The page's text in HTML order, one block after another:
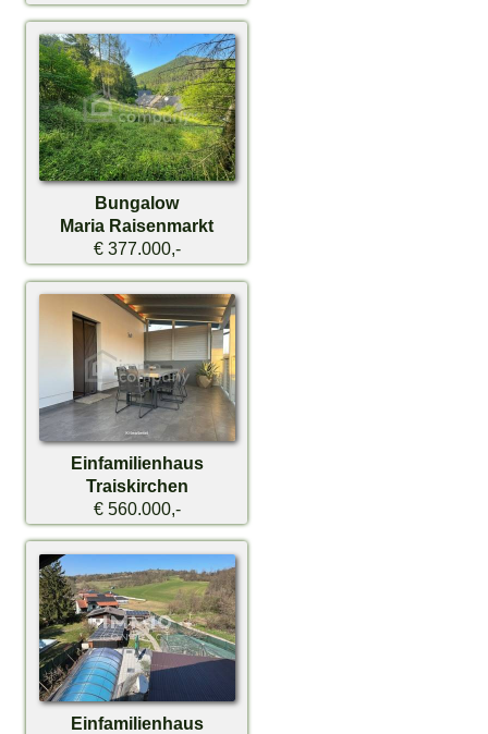
Bungalow
Maria Raisenmarkt
€ 377.000,-
Einfamilienhaus
Traiskirchen
€ 560.000,-
Einfamilienhaus